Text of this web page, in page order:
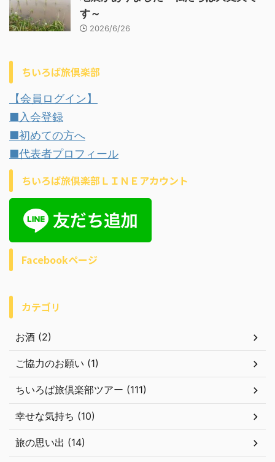
す～
2026/6/26
ちいろば旅倶楽部
【会員ログイン】
■入会登録
■初めての方へ
■代表者プロフィール
ちいろば旅倶楽部ＬＩＮＥアカウント
Facebookページ
カテゴリ
お酒 (2)
ご協力のお願い (1)
ちいろば旅倶楽部ツアー (111)
幸せな気持ち (10)
旅の思い出 (14)